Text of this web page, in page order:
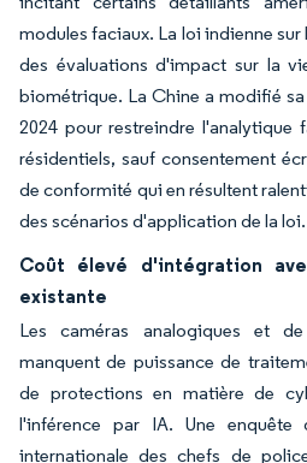
modules faciaux. La loi indienne
des évaluations d'impact sur la
biométrique. La Chine a modifié
2024 pour restreindre l'analytique
résidentiels, sauf consentement
de conformité qui en résultent
des scénarios d'application de la loi.
Coût élevé d'intégration
existante
Les caméras analogiques et
manquent de puissance de
de protections en matière de
l'inférence par IA. Une enquête
internationale des chefs de